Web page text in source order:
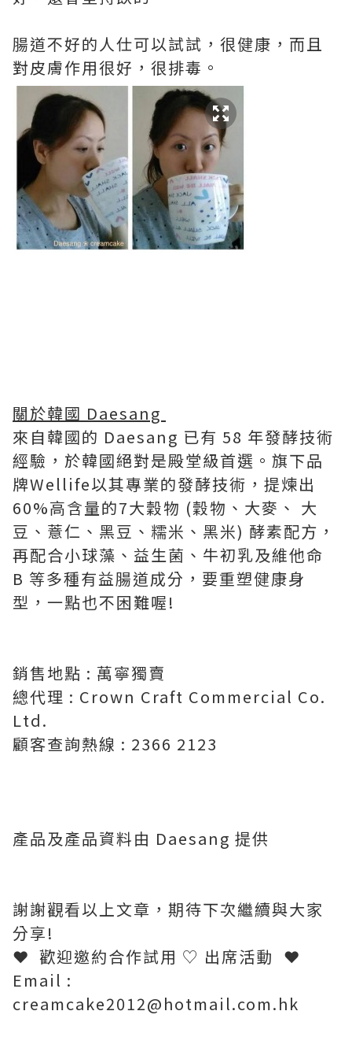
腸道不好的人仕可以試試，很健康，而且
對皮膚作用很好，很排毒。
關於韓國 Daesang
來自韓國的 Daesang 已有 58 年發酵技術
經驗，於韓國絕對是殿堂級首選。旗下品
牌Wellife以其專業的發酵技術，提煉出
60%高含量的7大穀物 (穀物、大麥、 大
豆、薏仁、黑豆、糯米、黑米) 酵素配方，
再配合小球藻、益生菌、牛初乳及維他命
B 等多種有益腸道成分，要重塑健康身
型，一點也不困難喔!
銷售地點 : 萬寧獨賣
總代理 : Crown Craft Commercial Co.
Ltd.
顧客查詢熱線 : 2366 2123
產品及產品資料由 Daesang 提供
謝謝觀看以上文章，期待下次繼續與大家
分享!
❤ 歡迎邀約合作試用 ♡ 出席活動 ❤
Email :
creamcake2012@hotmail.com.hk